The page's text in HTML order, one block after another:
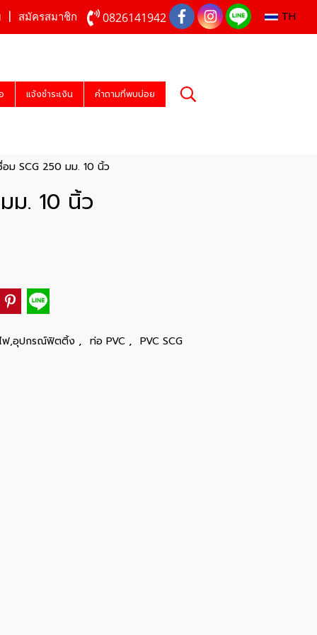
สมัครสมาชิก 0826141942 TH
แจ้งชำระเงิน คำถามที่พบบ่อย
อม SCG 250 มม. 10 นิ้ว
ม. 10 นิ้ว
ฟ,อุปกรณ์ฟิตติ้ง , ท่อ PVC , PVC SCG